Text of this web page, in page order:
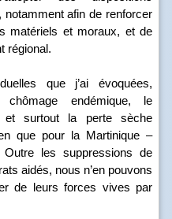
afin de renforcer
matériels et moraux, et de
régional.
que j’ai évoquées,
chômage endémique, le
et surtout la perte sèche
que pour la Martinique –
les suppressions de
aidés, nous n’en pouvons
de leurs forces vives par